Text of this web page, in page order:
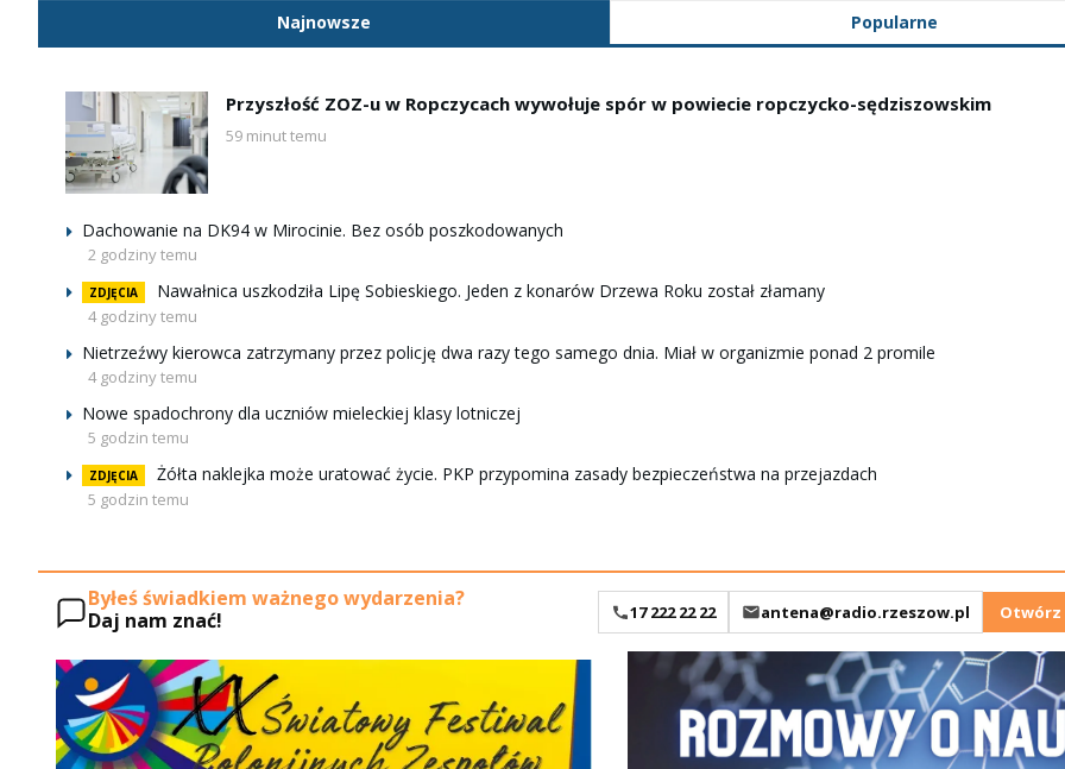
Najnowsze Popularne
Przyszłość ZOZ-u w Ropczycach wywołuje spór w powiecie ropczycko-sędziszowskim
59 minut temu
Dachowanie na DK94 w Mirocinie. Bez osób poszkodowanych
2 godziny temu
ZDJĘCIA Nawałnica uszkodziła Lipę Sobieskiego. Jeden z konarów Drzewa Roku został złamany
4 godziny temu
Nietrzeźwy kierowca zatrzymany przez policję dwa razy tego samego dnia. Miał w organizmie ponad 2 promile
4 godziny temu
Nowe spadochrony dla uczniów mieleckiej klasy lotniczej
5 godzin temu
ZDJĘCIA Żółta naklejka może uratować życie. PKP przypomina zasady bezpieczeństwa na przejazdach
5 godzin temu
Byłeś świadkiem ważnego wydarzenia?
Daj nam znać!
17 222 22 22 antena@radio.rzeszow.pl